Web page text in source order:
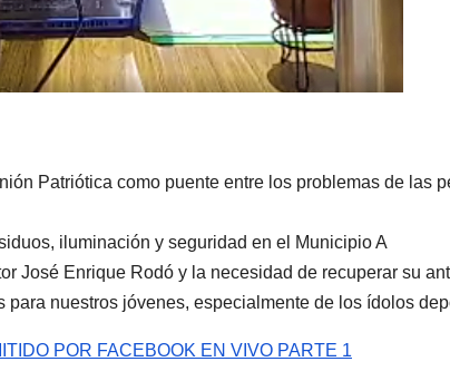
Patriótica como puente entre los problemas de las
iluminación y seguridad en el Municipio A
José Enrique Rodó y la necesidad de recuperar su
para nuestros jóvenes, especialmente de los ídolos
POR FACEBOOK EN VIVO PARTE 1